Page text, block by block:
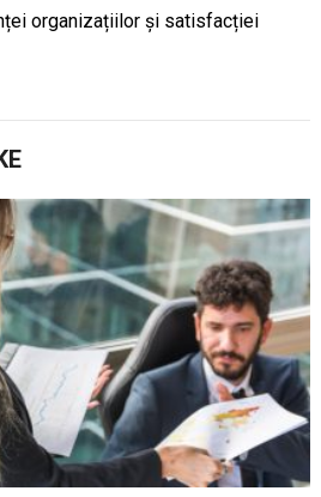
organizațiilor și satisfacției